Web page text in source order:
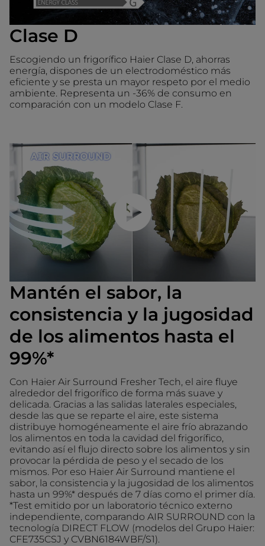
Clase D
Escogiendo un frigorífico Haier Clase D, ahorras
energía, dispones de un electrodoméstico más
eficiente y se presta un mayor respeto por el medio
ambiente. Representa un -36% de consumo en
comparación con un modelo Clase F.
Reproducir video
Mantén el sabor, la
consistencia y la jugosidad
de los alimentos hasta el
99%*
Con Haier Air Surround Fresher Tech, el aire fluye
alrededor del frigorífico de forma más suave y
delicada. Gracias a las salidas laterales especiales,
desde las que se reparte el aire, este sistema
distribuye homogéneamente el aire frío abrazando
los alimentos en toda la cavidad del frigorífico,
evitando así el flujo directo sobre los alimentos y sin
provocar la pérdida de peso y el secado de los
mismos. Por eso Haier Air Surround mantiene el
sabor, la consistencia y la jugosidad de los alimentos
hasta un 99%* después de 7 días como el primer día.
*Test emitido por un laboratorio técnico externo
independiente, comparando AIR SURROUND con la
tecnología DIRECT FLOW (modelos del Grupo Haier:
CFE735CSJ y CVBN6184WBF/S1).